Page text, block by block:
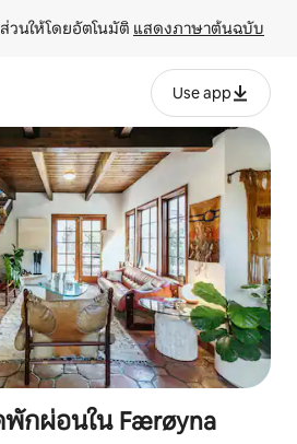
วนให้โดยอัตโนมัติ แสดงภาษาต้นฉบับ
Use app
กผ่อนใน Færøyna